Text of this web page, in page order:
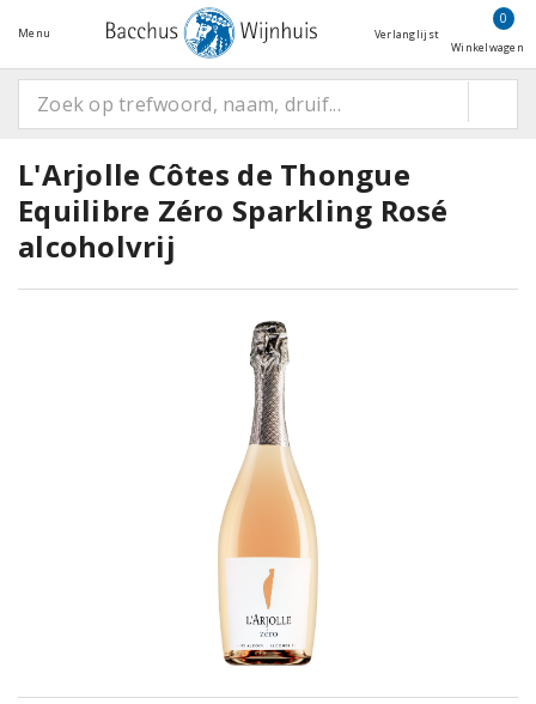
Menu Verlanglijst
0
Winkelwagen
L'Arjolle Côtes de Thongue
Equilibre Zéro Sparkling Rosé
alcoholvrij